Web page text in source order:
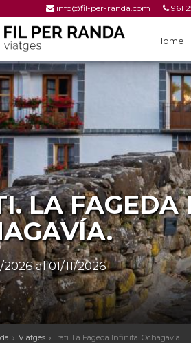
info@fil-per-randa.com 961
Home
LA FAGEDA
al 01/11/2026
Viatges Irati. La Fageda Infinita. Ochagavía.